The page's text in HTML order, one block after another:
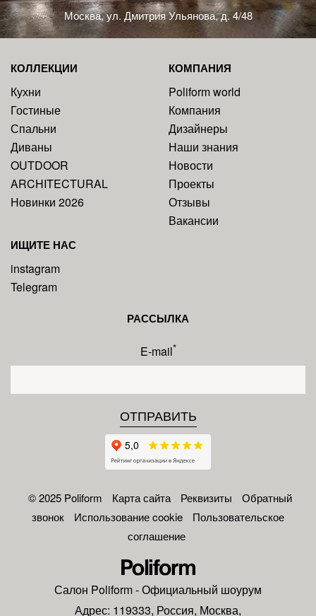
Москва, ул. Дмитрия Ульянова, д. 4/48
КОЛЛЕКЦИИ
Кухни
Гостиные
Спальни
Диваны
OUTDOOR
ARCHITECTURAL
Новинки 2026
КОМПАНИЯ
Poliform world
Компания
Дизайнеры
Наши знания
Новости
Проекты
Отзывы
Вакансии
ИЩИТЕ НАС
instagram
Telegram
РАССЫЛКА
E-mail*
© 2025 Poliform Карта сайта Реквизиты
Обратный
звонок
Использование cookie
Пользовательское
соглашение
Салон Poliform- Официальный шоурум
Адрес: 119333, Россия, Москва,